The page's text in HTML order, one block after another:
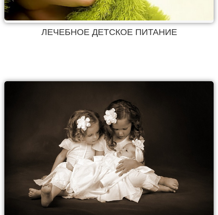
ЛЕЧЕБНОЕ ДЕТСКОЕ ПИТАНИЕ